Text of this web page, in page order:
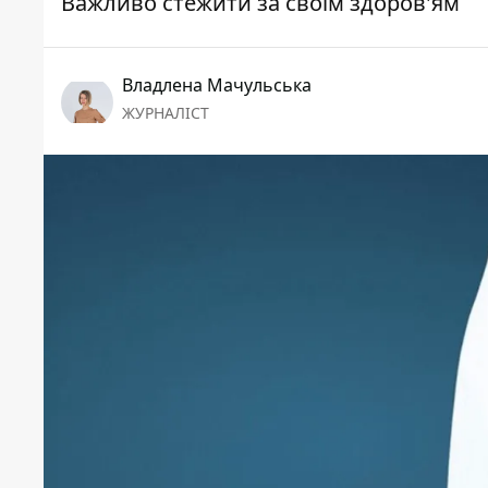
Владлена Мачульська
ЖУРНАЛІСТ